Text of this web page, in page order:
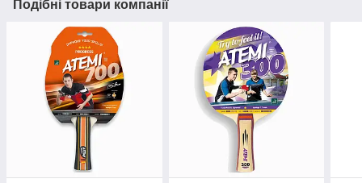
Подібні товари компанії